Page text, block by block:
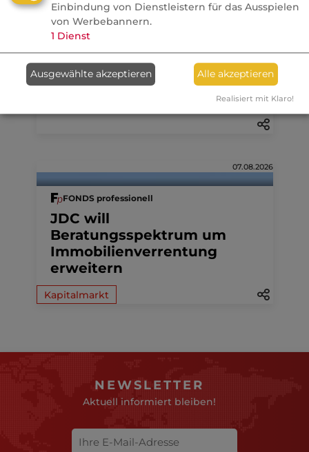
Anzeige
dvb
Ein MVP-Wechsel kostet
Monate, Nerven und Geld
07.08.2026
FONDS professionell
JDC will
Beratungsspektrum um
Immobilienverrentung
erweitern
Kapitalmarkt
NEWSLETTER
Aktuell informiert bleiben!
Einbindung von Dienstleistern für das Ausspielen
von Werbebannern.
1 Dienst
Ausgewählte akzeptieren Alle akzeptieren
Realisiert mit Klaro!